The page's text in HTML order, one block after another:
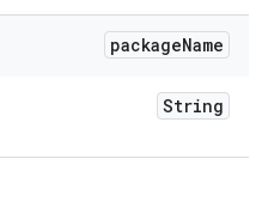
packageName
String